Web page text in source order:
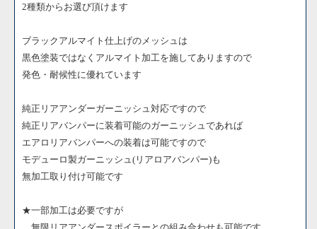
2種類からお選び頂けます
ブラックアルマイト仕上げのメッシュは
黒色塗装ではなくアルマイト加工を施してありますので
発色・耐候性に優れています
純正リアアンダーガーニッシュ対応ですので
純正リアバンパーに装着可能のガーニッシュであれば
エアロリアバンパーへの装着は可能ですので
モデューロ製ガーニッシュ(リアロアバンパー)も
無加工取り付け可能です
★一部加工は必要ですが